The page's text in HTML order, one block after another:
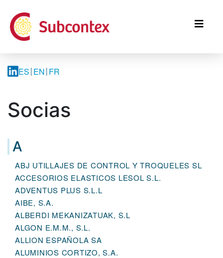
main
content
ES EN FR
Socias
A
ABJ UTILLAJES DE CONTROL Y TROQUELES SL
ACCESORIOS ELASTICOS LESOL S.L.
ADVENTUS PLUS S.L.L
AIBE, S.A.
ALBERDI MEKANIZATUAK, S.L
ALGON E.M.M., S.L.
ALLION ESPAÑOLA SA
ALUMINIOS CORTIZO, S.A.